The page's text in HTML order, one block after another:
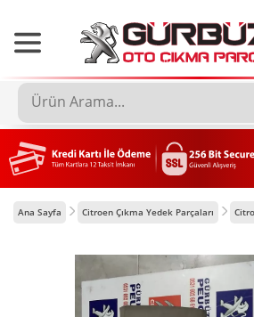
Ana Sayfa Citroen Çıkma Yedek Parçaları